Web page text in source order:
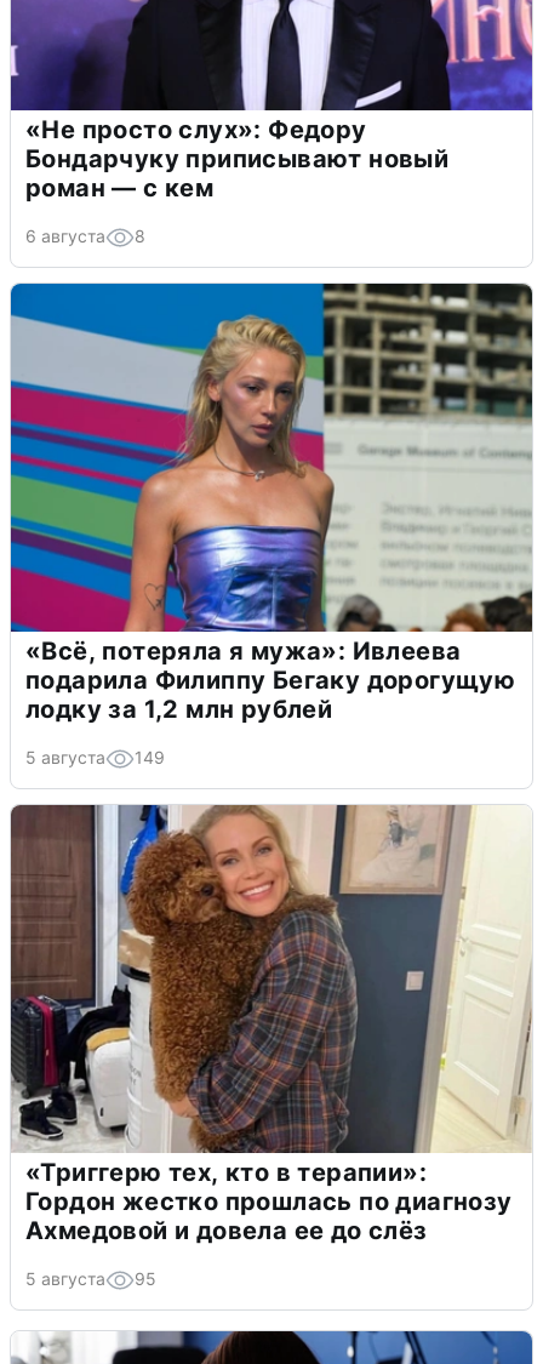
«Не просто слух»: Федору
Бондарчуку приписывают новый
роман — с кем
6 августа 8
«Всё, потеряла я мужа»: Ивлеева
подарила Филиппу Бегаку дорогущую
лодку за 1,2 млн рублей
5 августа 149
«Триггерю тех, кто в терапии»:
Гордон жестко прошлась по диагнозу
Ахмедовой и довела ее до слёз
5 августа 95